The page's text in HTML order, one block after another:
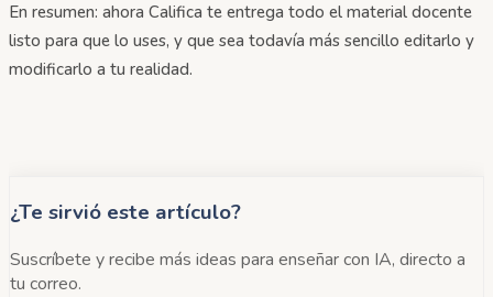
En resumen: ahora Califica te entrega todo el material docente
listo para que lo uses, y que sea todavía más sencillo editarlo y
modificarlo a tu realidad.
¿Te sirvió este artículo?
Suscríbete y recibe más ideas para enseñar con IA, directo a
tu correo.